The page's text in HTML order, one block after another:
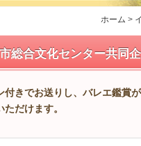
ホーム >
総合文化センター共同
きでお送りし、バレエ鑑賞
だけます。